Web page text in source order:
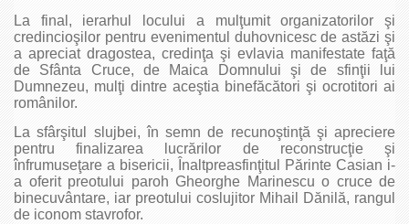
La final, ierarhul locului a mulţumit organizatorilor şi
credincioşilor pentru evenimentul duhovnicesc de astăzi şi
a apreciat dragostea, credinţa şi evlavia manifestate faţă
de Sfânta Cruce, de Maica Domnului şi de sfinţii lui
Dumnezeu, mulţi dintre aceştia binefăcători şi ocrotitori ai
românilor.
La sfârşitul slujbei, în semn de recunoştinţă şi apreciere
pentru finalizarea lucrărilor de reconstrucţie şi
înfrumuseţare a bisericii, Înaltpreasfinţitul Părinte Casian i-
a oferit preotului paroh Gheorghe Marinescu o cruce de
binecuvântare, iar preotului coslujitor Mihail Dănilă, rangul
de iconom stavrofor.